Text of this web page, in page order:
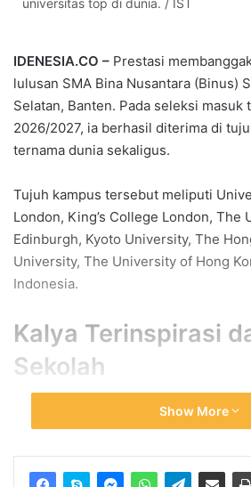
IDENESIA.CO – Prestasi
lulusan SMA Bina Nusantara (Binus)
Selatan, Banten. Pada seleksi masuk
2026/2027, ia berhasil diterima di
ternama dunia sekaligus.
Tujuh kampus tersebut meliputi
London, King’s College London, The
Edinburgh, Kyoto University, The
University, The University of Hong
Indonesia.
Kalya Terinspirasi
Sekolah
Kalya mengaku mulai memiliki mimpi
luar negeri sejak duduk di bangku
kampus impian mereka.
Show More